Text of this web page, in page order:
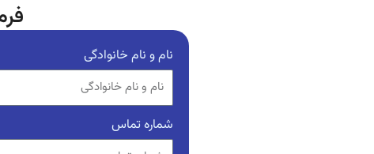
نام و نام خانوادگی
شماره تماس